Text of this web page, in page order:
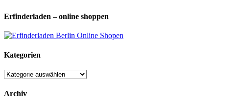
Erfinderladen – online shoppen
Kategorien
Kategorien
Archiv